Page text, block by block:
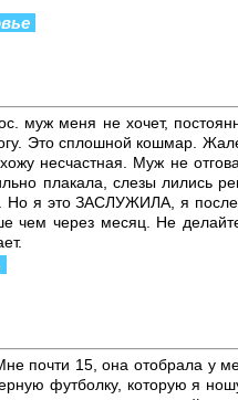
муж меня не хочет,
Это сплошной кошмар.
несчастная. Муж не
плакала, слезы лились
Но я это ЗАСЛУЖИЛА, я
чем через месяц. Не
почти 15, она отобрала у
футболку, которую я